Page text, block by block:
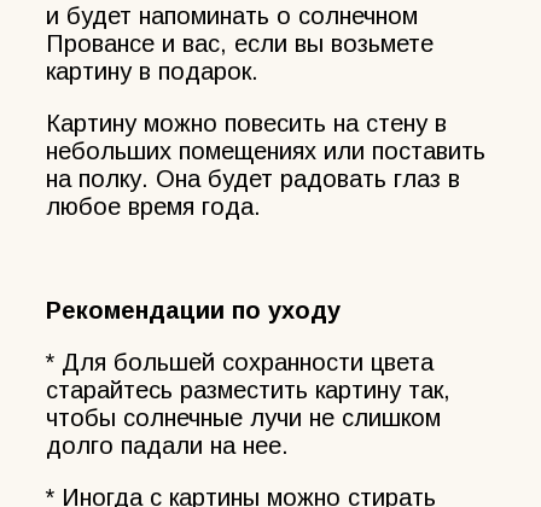
и будет напоминать о солнечном
Провансе и вас, если вы возьмете
картину в подарок.
Картину можно повесить на стену в
небольших помещениях или поставить
на полку. Она будет радовать глаз в
любое время года.
Рекомендации по уходу
* Для большей сохранности цвета
старайтесь разместить картину так,
чтобы солнечные лучи не слишком
долго падали на нее.
* Иногда с картины можно стирать